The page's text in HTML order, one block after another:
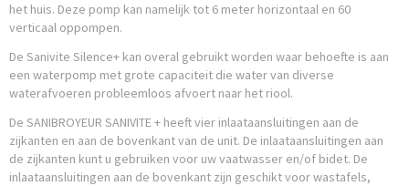
het huis. Deze pomp kan namelijk tot 6 meter horizontaal en 60
verticaal oppompen.
De Sanivite Silence+ kan overal gebruikt worden waar behoefte is aan
een waterpomp met grote capaciteit die water van diverse
waterafvoeren probleemloos afvoert naar het riool.
De SANIBROYEUR SANIVITE + heeft vier inlaataansluitingen aan de
zijkanten en aan de bovenkant van de unit. De inlaataansluitingen aan
de zijkanten kunt u gebruiken voor uw vaatwasser en/of bidet. De
inlaataansluitingen aan de bovenkant zijn geschikt voor wastafels,